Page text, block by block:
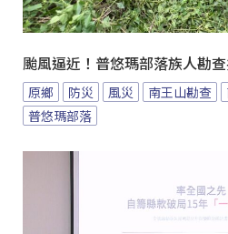
颱風逼近！普悠瑪部落族人勘
原鄉 防災 風災 南王山勘查
普悠瑪部落